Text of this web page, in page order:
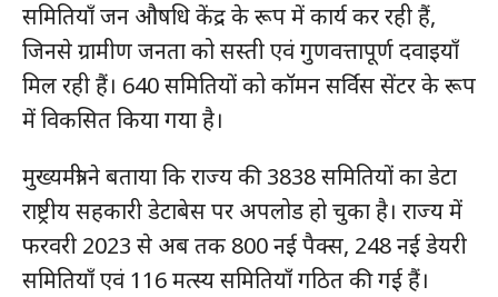
समितियाँ जन औषधि केंद्र के रूप में कार्य कर रही हैं,
जिनसे ग्रामीण जनता को सस्ती एवं गुणवत्तापूर्ण दवाइयाँ
मिल रही हैं। 640 समितियों को कॉमन सर्विस सेंटर के रूप
में विकसित किया गया है।
मुख्यमंत्री ने बताया कि राज्य की 3838 समितियों का डेटा
राष्ट्रीय सहकारी डेटाबेस पर अपलोड हो चुका है। राज्य में
फरवरी 2023 से अब तक 800 नई पैक्स, 248 नई डेयरी
समितियाँ एवं 116 मत्स्य समितियाँ गठित की गई हैं।